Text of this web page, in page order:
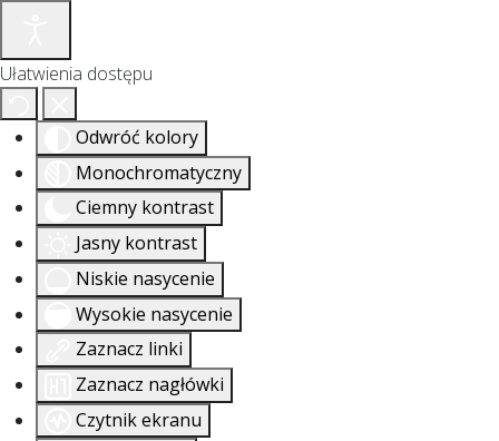
Ułatwienia dostępu
Odwróć kolory
Monochromatyczny
Ciemny kontrast
Jasny kontrast
Niskie nasycenie
Wysokie nasycenie
Zaznacz linki
Zaznacz nagłówki
Czytnik ekranu